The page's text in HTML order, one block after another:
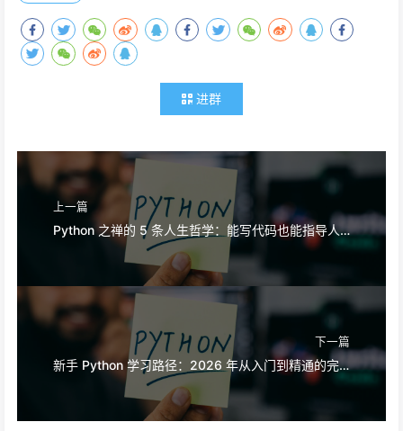
进群
上一篇
Python 之禅的 5 条人生哲学：能写代码也能指导人生
下一篇
新手 Python 学习路径：2026 年从入门到精通的完整路线图